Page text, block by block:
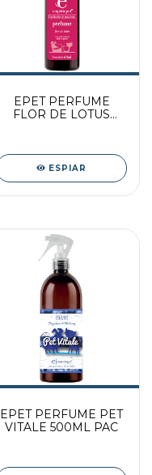
EPET PERFUME
FLOR DE LOTUS
ESPIAR
EPET PERFUME PET
VITALE 500ML PAC